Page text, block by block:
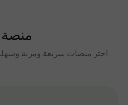
اختر منصات سريعة ومرنة